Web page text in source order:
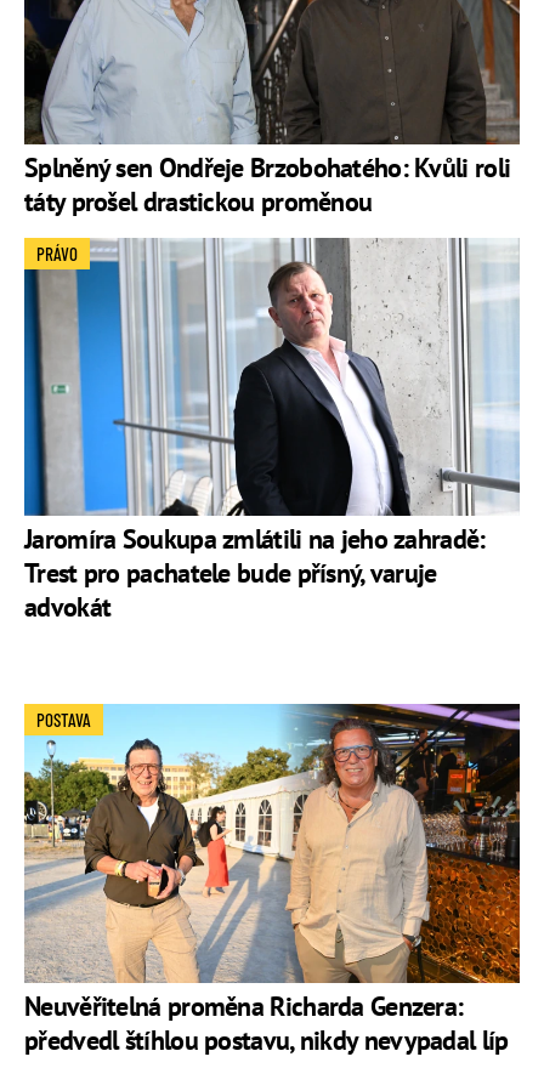
Splněný sen Ondřeje Brzobohatého: Kvůli roli
táty prošel drastickou proměnou
Jaromíra Soukupa zmlátili na jeho zahradě:
Trest pro pachatele bude přísný, varuje
advokát
PRÁVO
Neuvěřitelná proměna Richarda Genzera:
předvedl štíhlou postavu, nikdy nevypadal líp
POSTAVA